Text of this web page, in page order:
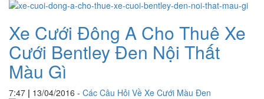
Xe Cưới Đông A Cho Thuê Xe
Cưới Bentley Đen Nội Thất
Màu Gì
7:47 | 13/04/2016 - Các Câu Hỏi Về Xe Cưới Màu Đen